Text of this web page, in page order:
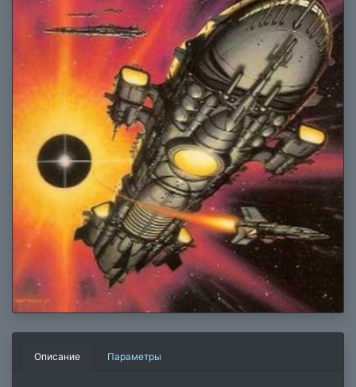
Описание Параметры